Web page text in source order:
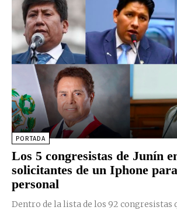
PORTADA
Los 5 congresistas de Junín
solicitantes de un Iphone
personal
Dentro de la lista de los 92 congresistas